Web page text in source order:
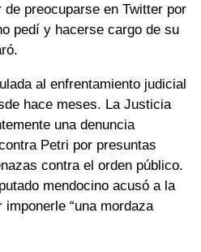
preocuparse en Twitter por
pedí y hacerse cargo de su
al enfrentamiento judicial
hace meses. La Justicia
una denuncia
Petri por presuntas
contra el orden público.
mendocino acusó a la
“una mordaza